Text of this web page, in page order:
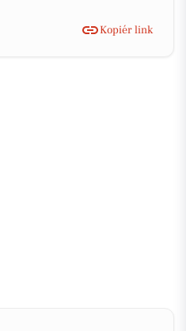
Kopiér link